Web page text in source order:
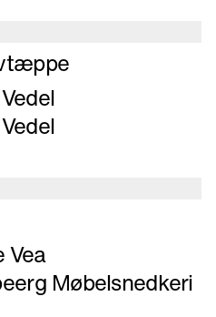
Vea
Møbelsnedkeri